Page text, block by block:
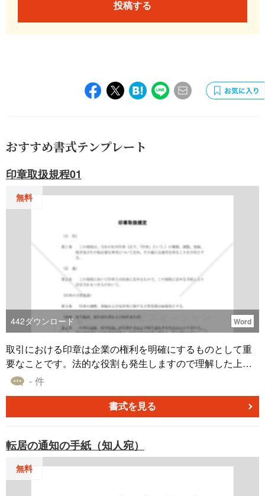
投稿する
おすすめ書式テンプレート
印章取扱規程01
無料
442ダウンロード Word
取引における印章は企業の権利を明確にするものとして重
要なことです。法的な役割も発生しますので理解した上で
の運用と管理が大切です。印章の取扱について規定したテ
- 件
書式を見る
転居の通知の手紙（知人宛）
無料